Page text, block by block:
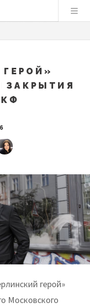
ЗАКРЫТИЯ
герой»
Московского